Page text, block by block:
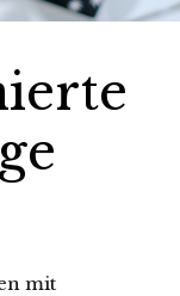
mit